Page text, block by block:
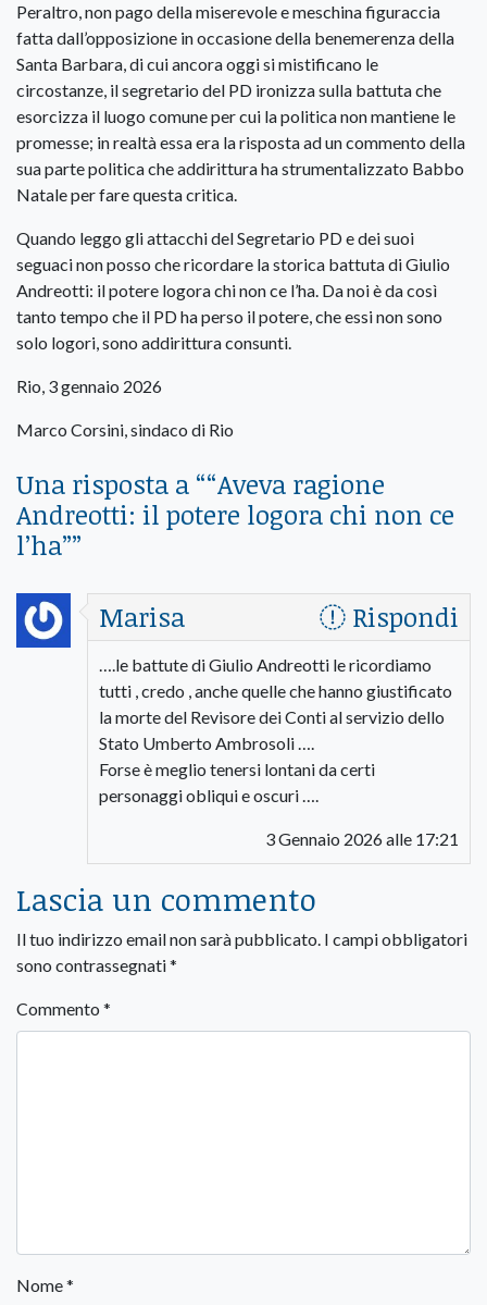
Peraltro, non pago della miserevole e meschina figuraccia
fatta dall’opposizione in occasione della benemerenza della
Santa Barbara, di cui ancora oggi si mistificano le
circostanze, il segretario del PD ironizza sulla battuta che
esorcizza il luogo comune per cui la politica non mantiene le
promesse; in realtà essa era la risposta ad un commento della
sua parte politica che addirittura ha strumentalizzato Babbo
Natale per fare questa critica.
Quando leggo gli attacchi del Segretario PD e dei suoi
seguaci non posso che ricordare la storica battuta di Giulio
Andreotti: il potere logora chi non ce l’ha. Da noi è da così
tanto tempo che il PD ha perso il potere, che essi non sono
solo logori, sono addirittura consunti.
Rio, 3 gennaio 2026
Marco Corsini, sindaco di Rio
Una risposta a ““Aveva ragione
Andreotti: il potere logora chi non ce
l’ha””
Marisa
Rispondi
….le battute di Giulio Andreotti le ricordiamo
tutti , credo , anche quelle che hanno giustificato
la morte del Revisore dei Conti al servizio dello
Stato Umberto Ambrosoli ….
Forse è meglio tenersi lontani da certi
personaggi obliqui e oscuri ….
3 Gennaio 2026 alle 17:21
Lascia un commento
Il tuo indirizzo email non sarà pubblicato. I campi obbligatori
sono contrassegnati*
Commento *
Nome*